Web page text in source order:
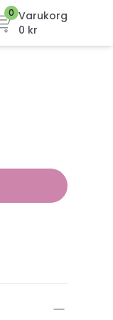
0 Varukorg
0 kr